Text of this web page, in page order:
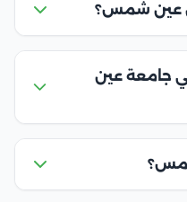
عين شمس؟
جامعة عين